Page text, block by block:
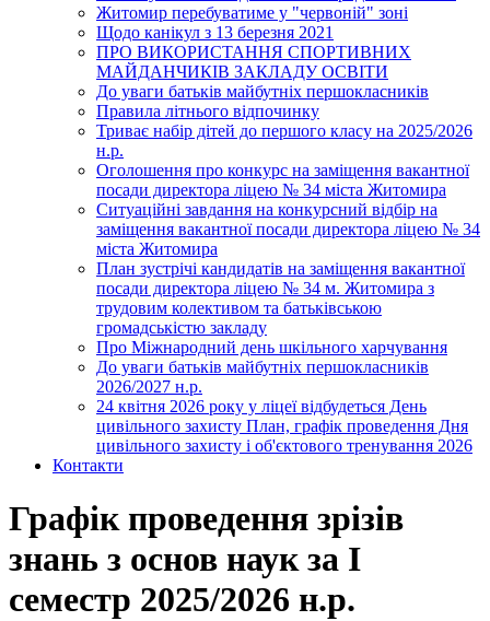
Житомир перебуватиме у "червоній" зоні
Щодо канікул з 13 березня 2021
ПРО ВИКОРИСТАННЯ СПОРТИВНИХ
МАЙДАНЧИКІВ ЗАКЛАДУ ОСВІТИ
До уваги батьків майбутніх першокласників
Правила літнього відпочинку
Триває набір дітей до першого класу на 2025/2026
н.р.
Оголошення про конкурс на заміщення вакантної
посади директора ліцею № 34 міста Житомира
Ситуаційні завдання на конкурсний відбір на
заміщення вакантної посади директора ліцею № 34
міста Житомира
План зустрічі кандидатів на заміщення вакантної
посади директора ліцею № 34 м. Житомира з
трудовим колективом та батьківською
громадськістю закладу
Про Міжнародний день шкільного харчування
До уваги батьків майбутніх першокласників
2026/2027 н.р.
24 квітня 2026 року у ліцеї відбудеться День
цивільного захисту План, графік проведення Дня
цивільного захисту і об'єктового тренування 2026
Контакти
Графік проведення зрізів
знань з основ наук за І
семестр 2025/2026 н.р.